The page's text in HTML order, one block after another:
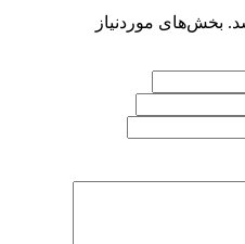
بخش‌های موردنیاز